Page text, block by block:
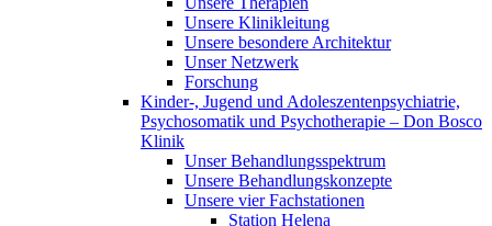
Unsere Klinikleitung
Unsere besondere Architektur
Unser Netzwerk
Forschung
Kinder-, Jugend und Adoleszentenpsychiatrie,
Psychosomatik und Psychotherapie – Don Bosco
Klinik
Unser Behandlungsspektrum
Unsere Behandlungskonzepte
Unsere vier Fachstationen
Station Helena